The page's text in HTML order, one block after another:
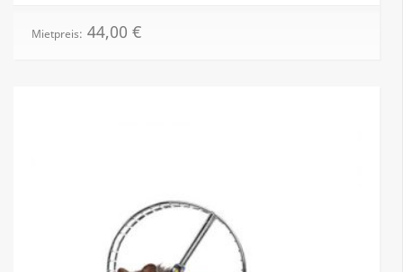
Mietpreis: 44,00 €